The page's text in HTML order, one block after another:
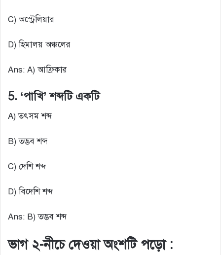
C) অস্ট্রেলিয়ার
D) হিমালয় অঞ্চলের
Ans: A) আফ্রিকার
5. ‘পাখি’ শব্দটি একটি
A) তৎসম শব্দ
B) তদ্ভব শব্দ
C) দেশি শব্দ
D) বিদেশি শব্দ
Ans: B) তদ্ভব শব্দ
ভাগ ২-নীচে দেওয়া অংশটি পড়ো :